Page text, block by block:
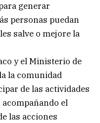
generar
personas puedan
salve o mejore la
y el Ministerio de
la comunidad
de las actividades
el
las acciones